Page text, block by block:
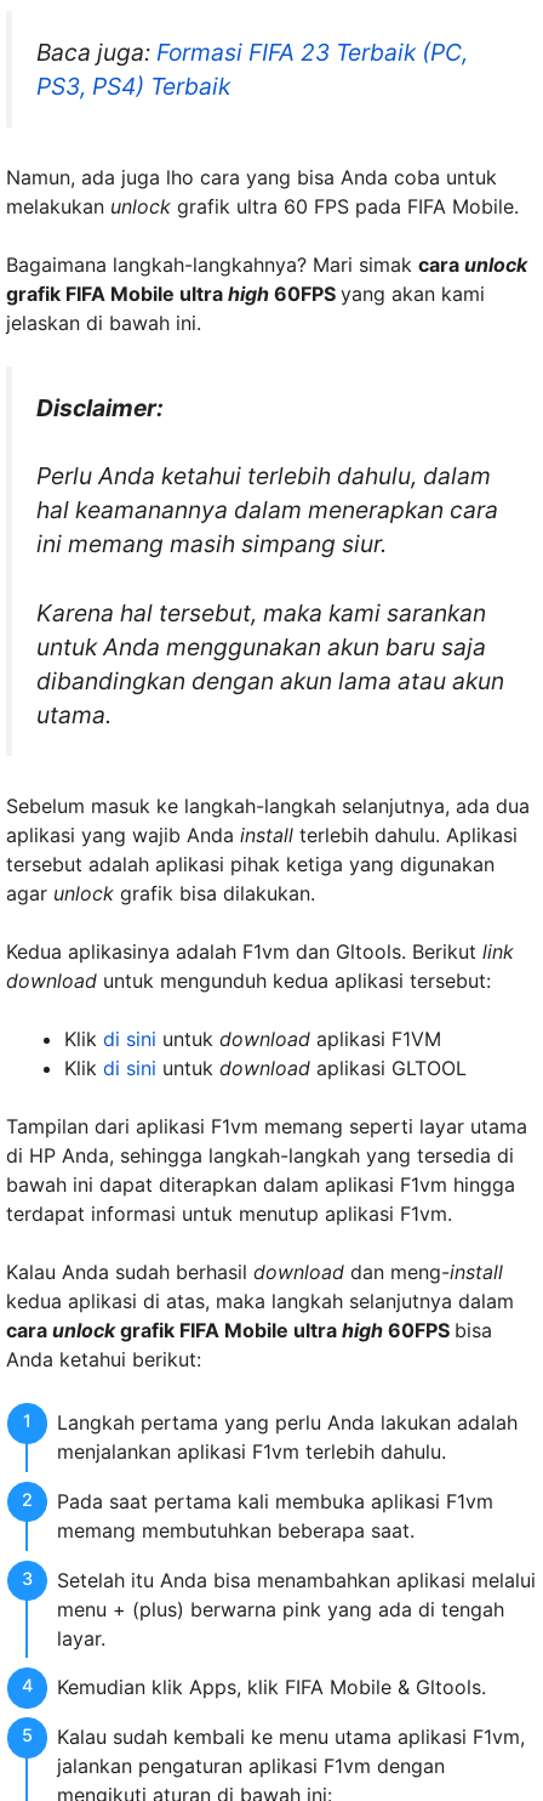
Baca juga: Formasi FIFA 23 Terbaik (PC,
PS3, PS4) Terbaik
Namun, ada juga lho cara yang bisa Anda coba untuk
melakukan unlock grafik ultra 60 FPS pada FIFA Mobile.
Bagaimana langkah-langkahnya? Mari simak cara unlock
grafik FIFA Mobile ultra high 60FPS yang akan kami
jelaskan di bawah ini.
Disclaimer:
Perlu Anda ketahui terlebih dahulu, dalam
hal keamanannya dalam menerapkan cara
ini memang masih simpang siur.
Karena hal tersebut, maka kami sarankan
untuk Anda menggunakan akun baru saja
dibandingkan dengan akun lama atau akun
utama.
Sebelum masuk ke langkah-langkah selanjutnya, ada dua
aplikasi yang wajib Anda install terlebih dahulu. Aplikasi
tersebut adalah aplikasi pihak ketiga yang digunakan
agar unlock grafik bisa dilakukan.
Kedua aplikasinya adalah F1vm dan Gltools. Berikut link
download untuk mengunduh kedua aplikasi tersebut:
Klik di sini untuk download aplikasi F1VM
Klik di sini untuk download aplikasi GLTOOL
Tampilan dari aplikasi F1vm memang seperti layar utama
di HP Anda, sehingga langkah-langkah yang tersedia di
bawah ini dapat diterapkan dalam aplikasi F1vm hingga
terdapat informasi untuk menutup aplikasi F1vm.
Kalau Anda sudah berhasil download dan meng-install
kedua aplikasi di atas, maka langkah selanjutnya dalam
cara unlockgrafik FIFA Mobile ultra high 60FPS bisa
Anda ketahui berikut:
Langkah pertama yang perlu Anda lakukan adalah
menjalankan aplikasi F1vm terlebih dahulu.
Pada saat pertama kali membuka aplikasi F1vm
memang membutuhkan beberapa saat.
Setelah itu Anda bisa menambahkan aplikasi melalui
menu + (plus) berwarna pink yang ada di tengah
layar.
Kemudian klik Apps, klik FIFA Mobile & Gltools.
Kalau sudah kembali ke menu utama aplikasi F1vm,
jalankan pengaturan aplikasi F1vm dengan
mengikuti aturan di bawah ini: